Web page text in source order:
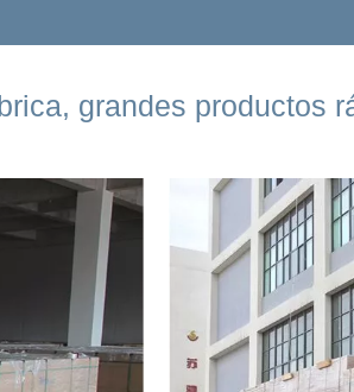
grandes productos